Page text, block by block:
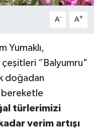
A- A+
Yumaklı,
“Balyumru"
doğadan
bereketle
türlerimizi
verim artışı